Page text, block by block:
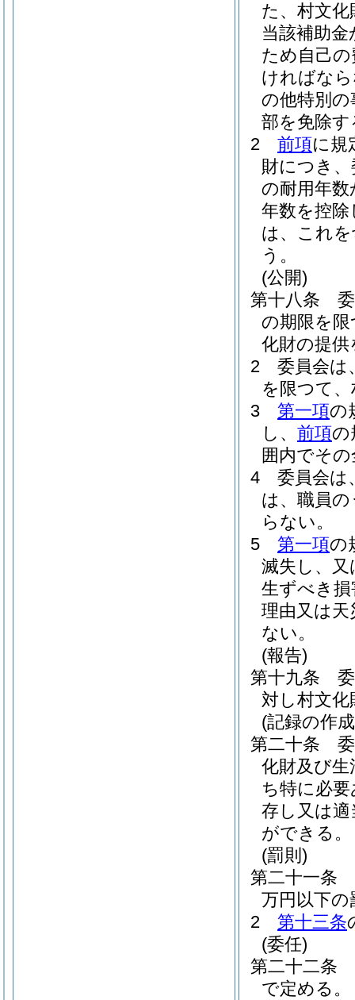
た、村文
当該補助
ため自己
ければな
の他特別
部を免除
2
前項に規
財につき
の耐用年
年数を控
は、これ
う。
(公開)
第十八条
の期限を
化財の提
2
委員会は
を限つて
3
第一項の
し、 前項の
囲内でそ
4
委員会は
は、職員
らない。
5
第一項の
滅失し、
生ずべき
理由又は
ない。
(報告)
第十九条
対し村文
(記録の作
第二十条
化財及び
ち特に必
存し又は
ができる。
(罰則)
第二十一条
万円以下
2
第十三条
(委任)
第二十二条
で定める。